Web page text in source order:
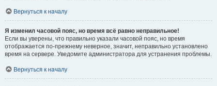
Вернуться к началу
Я изменил часовой пояс, но время всё равно неправильное!
Если вы уверены, что правильно указали часовой пояс, но время
отображается по-прежнему неверное, значит, неправильно установлено
время на сервере. Уведомите администратора для устранения проблемы.
Вернуться к началу